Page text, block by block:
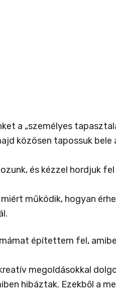
a „személyes
közösen tapossuk bele
és kézzel hordjuk
működik, hogyan
építettem fel,
megoldásokkal
hibáztak. Ezekből a